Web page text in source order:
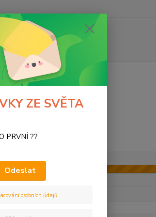
ZE SVĚTA
PRVNÍ ??
Odeslat
osobních údajů.